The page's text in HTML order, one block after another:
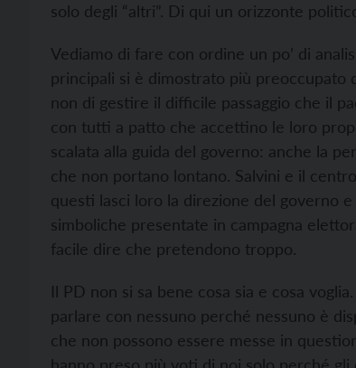
solo degli “altri”. Di qui un orizzonte
Vediamo di fare con ordine un po’ di
principali si è dimostrato più
non di gestire il difficile passaggio che il
con tutti a patto che accettino le loro
scalata alla guida del governo: anche la
che non portano lontano. Salvini e il
questi lasci loro la direzione del governo
simboliche presentate in campagna
facile dire che pretendono troppo.
Il PD non si sa bene cosa sia e cosa
parlare con nessuno perché nessuno è
che non possono essere messe in